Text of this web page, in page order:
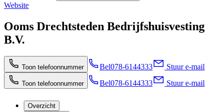
Website
Ooms Drechtsteden Bedrijfshuisvesting
B.V.
Toon telefoonnummer Bel078-6144333 Stuur e-mail
Toon telefoonnummer Bel078-6144333 Stuur e-mail
Overzicht